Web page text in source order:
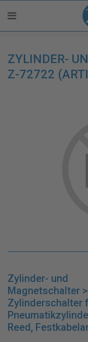
ZYLINDER-
Z-72722
Zylinder- und
Magnetschalter >
Zylinderschalter
Reed,